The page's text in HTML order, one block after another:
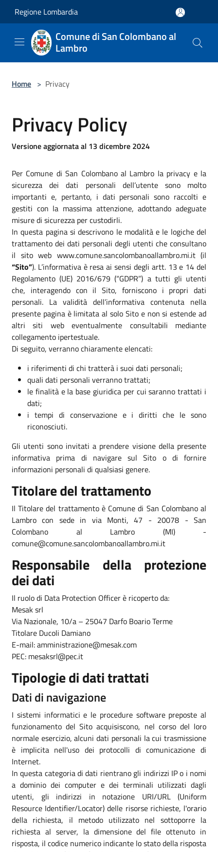
Regione Lombardia
Comune di San Colombano al
Lambro
Home > Privacy
Privacy Policy
Versione aggiornata al 13 dicembre 2024
Per Comune di San Colombano al Lambro la privacy e la
sicurezza dei dati personali dell’utente sono molto
importanti e, pertanto, i dati personali sono raccolti e
gestiti con la massima attenzione, adottando adeguate
misure di sicurezza per custodirli.
In questa pagina si descrivono le modalità e le logiche del
trattamento dei dati personali degli utenti che consultano
il sito web www.comune.sancolombanoallambro.mi.it (il
“Sito”). L’informativa è resa ai sensi degli artt. 13 e 14 del
Regolamento (UE) 2016/679 (“GDPR”) a tutti gli utenti
che, interagendo con il Sito, forniscono i propri dati
personali. La validità dell’informativa contenuta nella
presente pagina è limitata al solo Sito e non si estende ad
altri siti web eventualmente consultabili mediante
collegamento ipertestuale.
Di seguito, verranno chiaramente elencati:
i riferimenti di chi tratterà i suoi dati personali;
quali dati personali verranno trattati;
le finalità e la base giuridica per cui saranno trattati i
dati;
i tempi di conservazione e i diritti che le sono
riconosciuti.
Gli utenti sono invitati a prendere visione della presente
informativa prima di navigare sul Sito o di fornire
informazioni personali di qualsiasi genere.
Titolare del trattamento
Il Titolare del trattamento è Comune di San Colombano al
Lambro con sede in via Monti, 47 - 20078 - San
Colombano al Lambro (MI) -
comune@comune.sancolombanoallambro.mi.it
Responsabile della protezione
dei dati
Il ruolo di Data Protection Officer è ricoperto da:
Mesak srl
Via Nazionale, 10/a – 25047 Darfo Boario Terme
Titolare Ducoli Damiano
E-mail: amministrazione@mesak.com
PEC: mesaksrl@pec.it
Tipologie di dati trattati
Dati di navigazione
I sistemi informatici e le procedure software preposte al
funzionamento del Sito acquisiscono, nel corso del loro
normale esercizio, alcuni dati personali la cui trasmissione
è implicita nell'uso dei protocolli di comunicazione di
Internet.
In questa categoria di dati rientrano gli indirizzi IP o i nomi
a dominio dei computer e dei terminali utilizzati dagli
utenti, gli indirizzi in notazione URI/URL (Uniform
Resource Identifier/Locator) delle risorse richieste, l'orario
della richiesta, il metodo utilizzato nel sottoporre la
richiesta al server, la dimensione del file ottenuto in
risposta, il codice numerico indicante lo stato della risposta